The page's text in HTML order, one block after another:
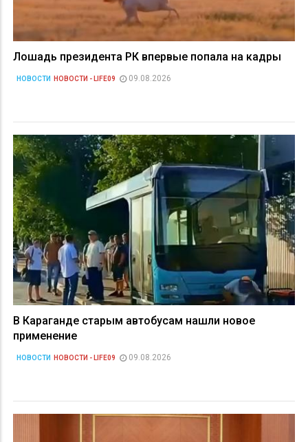
Лошадь президента РК впервые попала на кадры
НОВОСТИ НОВОСТИ - LIFE09 09.08.2026
В Караганде старым автобусам нашли новое
применение
НОВОСТИ НОВОСТИ - LIFE09 09.08.2026